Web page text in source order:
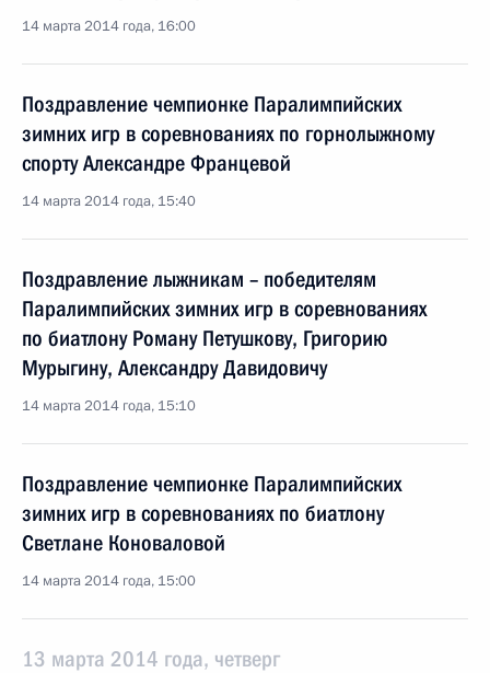
14 марта 2014 года, 16:00
Поздравление чемпионке Паралимпийских
зимних игр в соревнованиях по горнолыжному
спорту Александре Францевой
14 марта 2014 года, 15:40
Поздравление лыжникам – победителям
Паралимпийских зимних игр в соревнованиях
по биатлону Роману Петушкову, Григорию
Мурыгину, Александру Давидовичу
14 марта 2014 года, 15:10
Поздравление чемпионке Паралимпийских
зимних игр в соревнованиях по биатлону
Светлане Коноваловой
14 марта 2014 года, 15:00
13 марта 2014 года, четверг